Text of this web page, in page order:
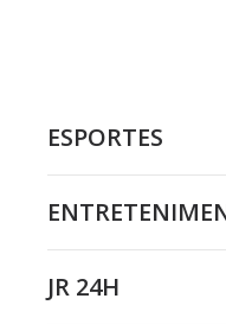
ESPORTES
JR 24H